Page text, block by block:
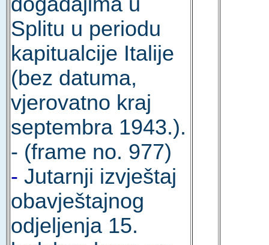
Splitu u periodu
kapitualcije Italije
(bez datuma,
vjerovatno kraj
septembra 1943.).
- (frame no. 977)
- Jutarnji izvještaj
obavještajnog
odjeljenja 15.